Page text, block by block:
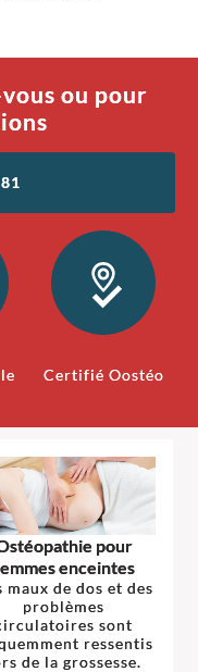
ou pour
Certifié Oostéo
pour
enceintes
maux de dos et des
problèmes
sont
ressentis
de la grossesse.